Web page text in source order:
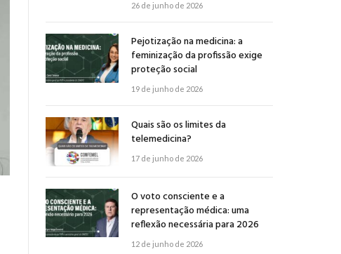
26 de junho de 2026
Pejotização na medicina: a
feminização da profissão exige
proteção social
19 de junho de 2026
Quais são os limites da
telemedicina?
17 de junho de 2026
O voto consciente e a
representação médica: uma
reflexão necessária para 2026
12 de junho de 2026